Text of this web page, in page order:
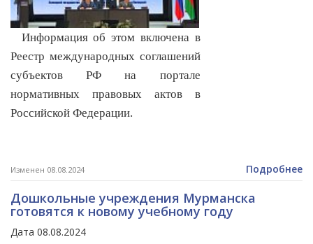
Информация об этом включена в
Реестр международных соглашений
субъектов РФ на портале
нормативных правовых актов в
Российской Федерации.
Изменен 08.08.2024 Подробнее
Дошкольные учреждения Мурманска
готовятся к новому учебному году
Дата 08.08.2024